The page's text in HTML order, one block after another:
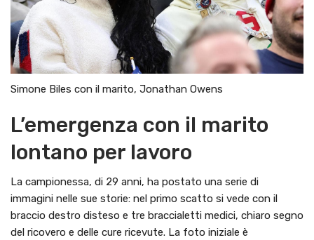
Simone Biles con il marito, Jonathan Owens
L’emergenza con il marito
lontano per lavoro
La campionessa, di 29 anni, ha postato una serie di
immagini nelle sue storie: nel primo scatto si vede con il
braccio destro disteso e tre braccialetti medici, chiaro segno
del ricovero e delle cure ricevute. La foto iniziale è